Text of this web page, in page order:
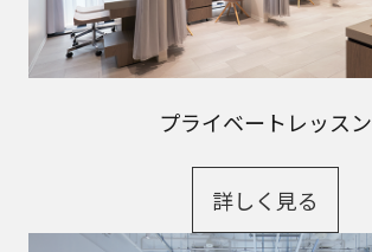
プライベートレッスン
詳しく見る